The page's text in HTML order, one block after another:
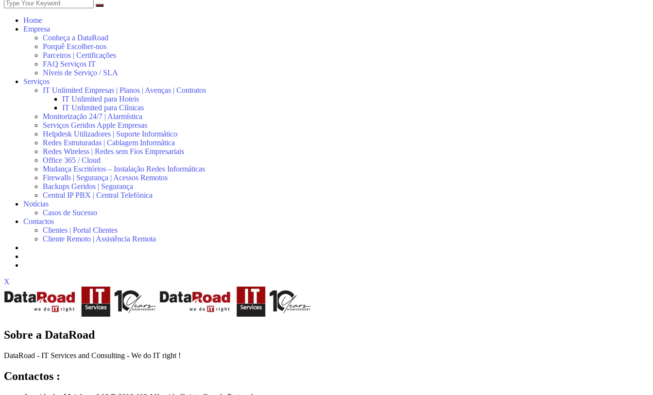
Home
Empresa
Conheça a DataRoad
Porquê Escolher-nos
Parceiros | Certificações
FAQ Serviços IT
Níveis de Serviço / SLA
Serviços
IT Unlimited Empresas | Planos | Avenças | Contratos
IT Unlimited para Hoteis
IT Unlimited para Clínicas
Monitorização 24/7 | Alarmística
Serviços Geridos Apple Empresas
Helpdesk Utilizadores | Suporte Informático
Redes Estruturadas | Cablagem Informática
Redes Wireless | Redes sem Fios Empresariais
Office 365 / Cloud
Mudança Escritórios – Instalação Redes Informáticas
Firewalls | Segurança | Acessos Remotos
Backups Geridos | Segurança
Central IP PBX | Central Telefónica
Notícias
Casos de Sucesso
Contactos
Clientes | Portal Clientes
Cliente Remoto | Assistência Remota
X
Sobre a DataRoad
DataRoad - IT Services and Consulting - We do IT right !
Contactos :